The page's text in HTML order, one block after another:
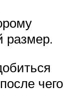
размер.
чего